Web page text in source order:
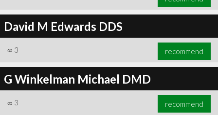
David M Edwards DDS
∞ 3 recommend
G Winkelman Michael DMD
∞ 3 recommend